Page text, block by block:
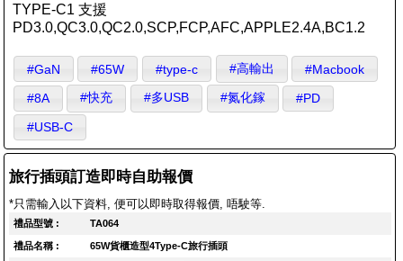
TYPE-C1 支援
PD3.0,QC3.0,QC2.0,SCP,FCP,AFC,APPLE2.4A,BC1.2
#GaN #65W #type-c #高輸出 #Macbook
#8A #快充 #多USB #氮化鎵
#PD
#USB-C
旅行插頭訂造即時自助報價
*只需輸入以下資料, 便可以即時取得報價, 唔駛等.
禮品型號 : TA064
禮品名稱 : 65W貨櫃造型4Type-C旅行插頭